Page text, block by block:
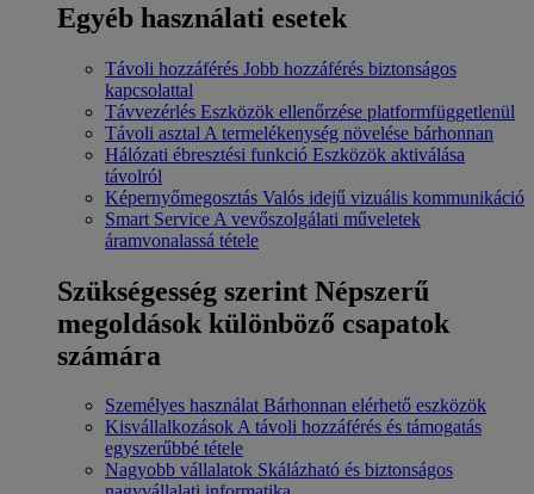
Egyéb használati esetek
Távoli hozzáférés Jobb hozzáférés biztonságos
kapcsolattal
Távvezérlés Eszközök ellenőrzése platformfüggetlenül
Távoli asztal A termelékenység növelése bárhonnan
Hálózati ébresztési funkció Eszközök aktiválása
távolról
Képernyőmegosztás Valós idejű vizuális kommunikáció
Smart Service A vevőszolgálati műveletek
áramvonalassá tétele
Szükségesség szerint Népszerű
megoldások különböző csapatok
számára
Személyes használat Bárhonnan elérhető eszközök
KisvállalkozásokA távoli hozzáférés és támogatás
egyszerűbbé tétele
Nagyobb vállalatok Skálázható és biztonságos